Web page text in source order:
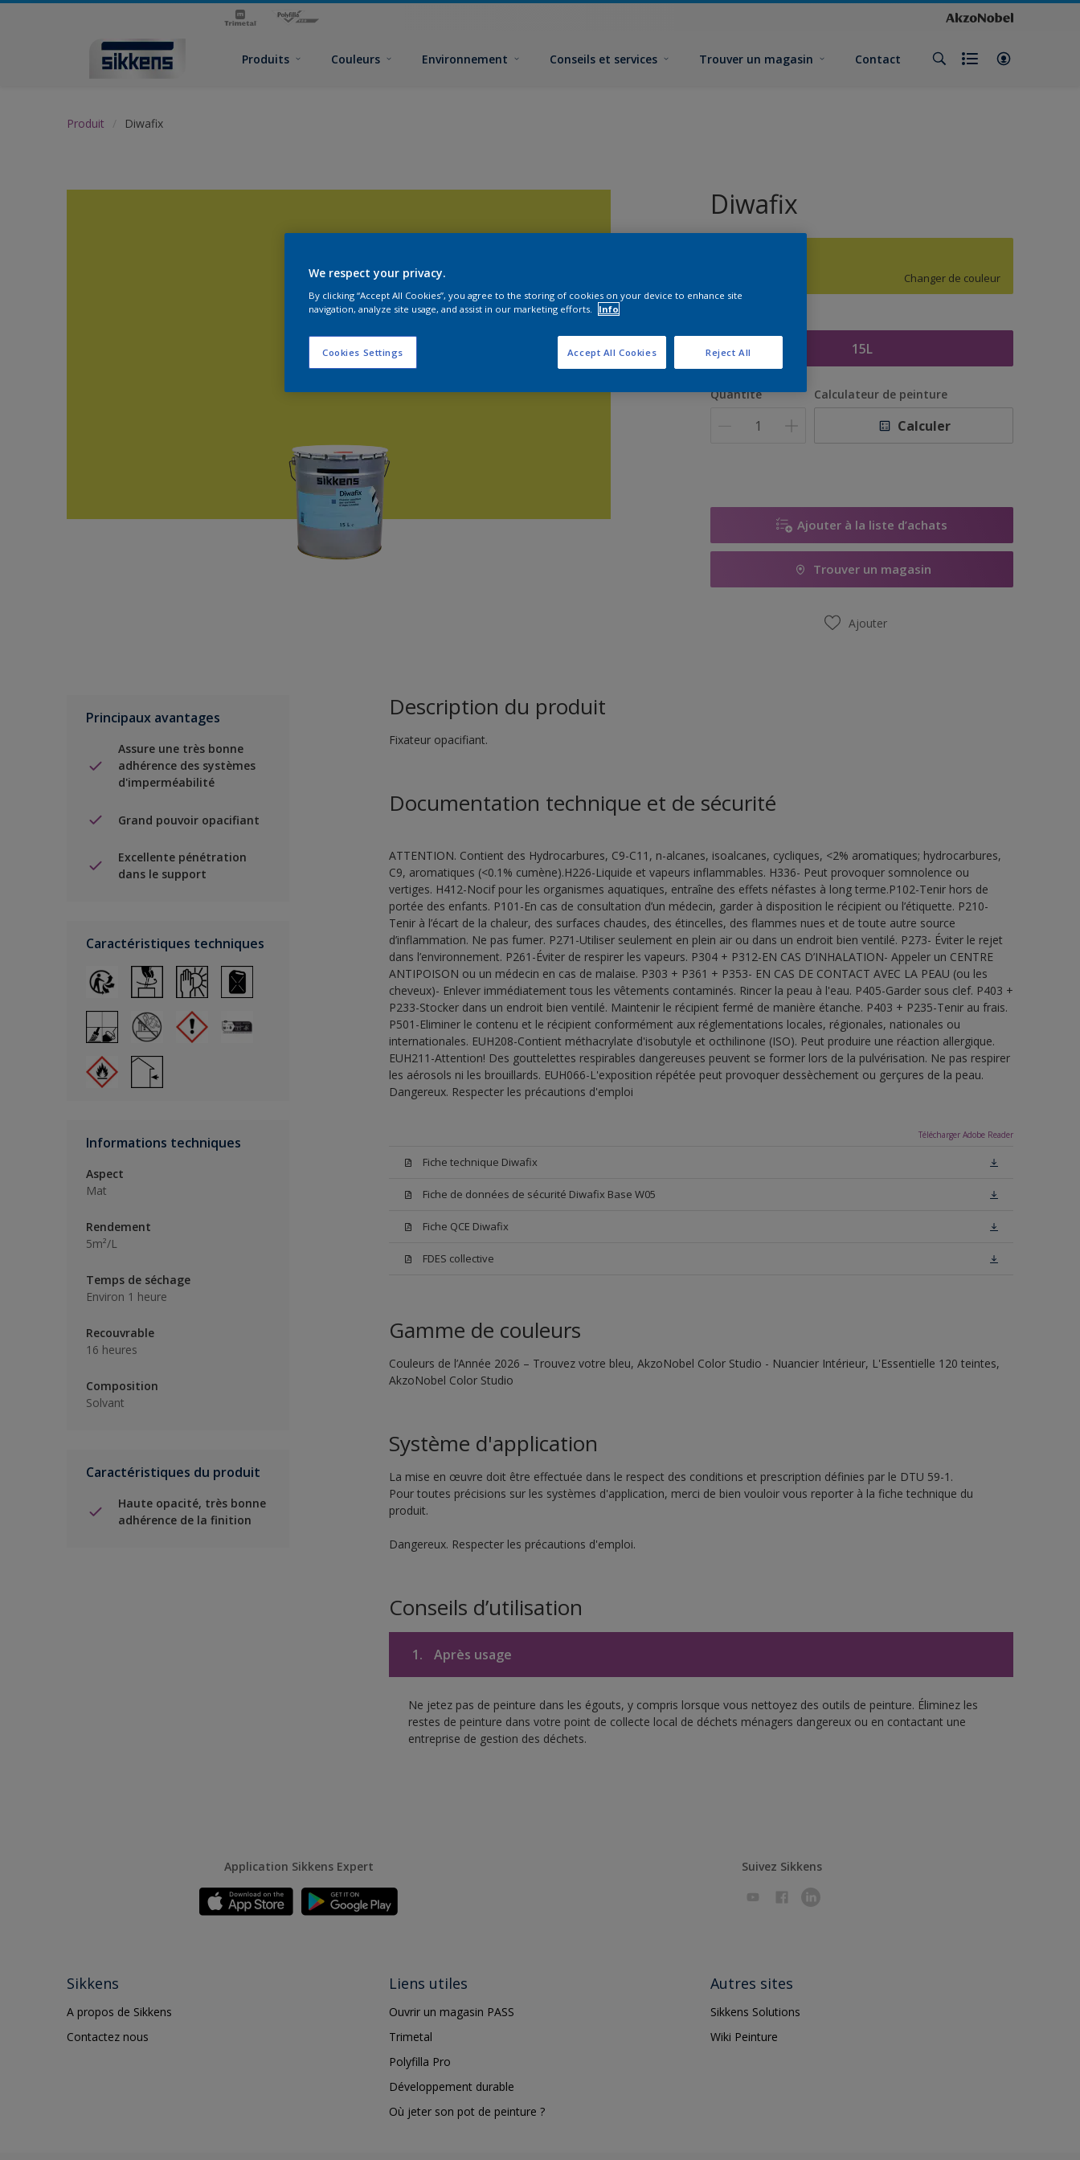
Produits Couleurs Environnement Conseils et services Trouver un magasin Contact
Produit Diwafix
Diwafix
Changer de couleur
15L
Quantité Calculateur de peinture
Calculer
Ajouter à la liste d’achats
Trouver un magasin
Ajouter
Principaux avantages
Assure une très bonne
adhérence des systèmes
d'imperméabilité
Grand pouvoir opacifiant
Excellente pénétration
dans le support
Caractéristiques techniques
Informations techniques
Aspect
Mat
Rendement
5m²/L
Temps de séchage
Environ 1 heure
Recouvrable
16 heures
Composition
Solvant
Caractéristiques du produit
Haute opacité, très bonne
adhérence de la finition
Description du produit
Fixateur opacifiant.
Documentation technique et de sécurité
ATTENTION. Contient des Hydrocarbures, C9-C11, n-alcanes, isoalcanes, cycliques, <2% aromatiques; hydrocarbures,
C9, aromatiques (<0.1% cumène).H226-Liquide et vapeurs inflammables. H336- Peut provoquer somnolence ou
vertiges. H412-Nocif pour les organismes aquatiques, entraîne des effets néfastes à long terme.P102-Tenir hors de
portée des enfants. P101-En cas de consultation d’un médecin, garder à disposition le récipient ou l’étiquette. P210-
Tenir à l’écart de la chaleur, des surfaces chaudes, des étincelles, des flammes nues et de toute autre source
d’inflammation. Ne pas fumer. P271-Utiliser seulement en plein air ou dans un endroit bien ventilé. P273- Éviter le rejet
dans l’environnement. P261-Éviter de respirer les vapeurs. P304 + P312-EN CAS D’INHALATION- Appeler un CENTRE
ANTIPOISON ou un médecin en cas de malaise. P303 + P361 + P353- EN CAS DE CONTACT AVEC LA PEAU (ou les
cheveux)- Enlever immédiatement tous les vêtements contaminés. Rincer la peau à l'eau. P405-Garder sous clef. P403 +
P233-Stocker dans un endroit bien ventilé. Maintenir le récipient fermé de manière étanche. P403 + P235-Tenir au frais.
P501-Eliminer le contenu et le récipient conformément aux réglementations locales, régionales, nationales ou
internationales. EUH208-Contient méthacrylate d'isobutyle et octhilinone (ISO). Peut produire une réaction allergique.
EUH211-Attention! Des gouttelettes respirables dangereuses peuvent se former lors de la pulvérisation. Ne pas respirer
les aérosols ni les brouillards. EUH066-L'exposition répétée peut provoquer dessèchement ou gerçures de la peau.
Dangereux. Respecter les précautions d'emploi
Télécharger Adobe Reader
Fiche technique Diwafix
Fiche de données de sécurité Diwafix Base W05
Fiche QCE Diwafix
FDES collective
Gamme de couleurs
Couleurs de l’Année 2026 – Trouvez votre bleu, AkzoNobel Color Studio - Nuancier Intérieur, L'Essentielle 120 teintes,
AkzoNobel Color Studio
Système d'application
La mise en œuvre doit être effectuée dans le respect des conditions et prescription définies par le DTU 59-1.
Pour toutes précisions sur les systèmes d'application, merci de bien vouloir vous reporter à la fiche technique du
produit.
Dangereux. Respecter les précautions d'emploi.
Conseils d’utilisation
1. Après usage
Ne jetez pas de peinture dans les égouts, y compris lorsque vous nettoyez des outils de peinture. Éliminez les
restes de peinture dans votre point de collecte local de déchets ménagers dangereux ou en contactant une
entreprise de gestion des déchets.
Application Sikkens Expert Suivez Sikkens
Sikkens
A propos de Sikkens
Contactez nous
Liens utiles
Ouvrir un magasin PASS
Trimetal
Polyfilla Pro
Développement durable
Où jeter son pot de peinture ?
Autres sites
Sikkens Solutions
Wiki Peinture
We respect your privacy.
By clicking “Accept All Cookies”, you agree to the storing of cookies on your device to enhance site
navigation, analyze site usage, and assist in our marketing efforts.
Info
Cookies Settings Reject All
Accept All Cookies